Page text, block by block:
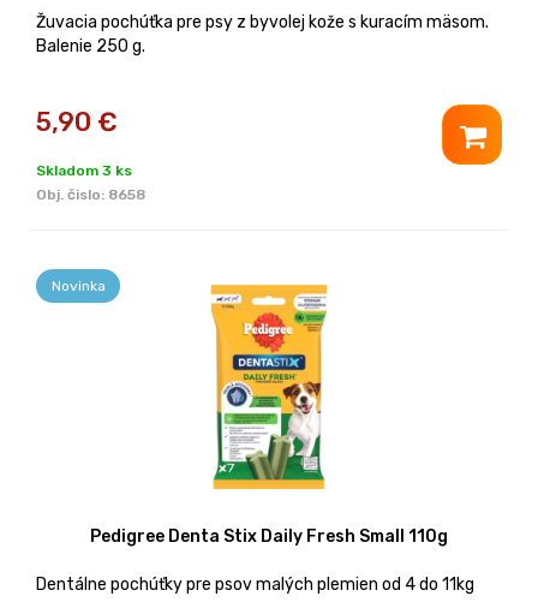
Žuvacia pochúťka pre psy z byvolej kože s kuracím mäsom.
Balenie 250 g.
5,90 €
Skladom 3 ks
Obj. čislo: 8658
Novinka
Pedigree Denta Stix Daily Fresh Small 110g
Dentálne pochúťky pre psov malých plemien od 4 do 11kg